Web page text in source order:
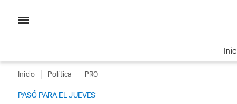
Inicio Política PRO
PASÓ PARA EL JUEVES